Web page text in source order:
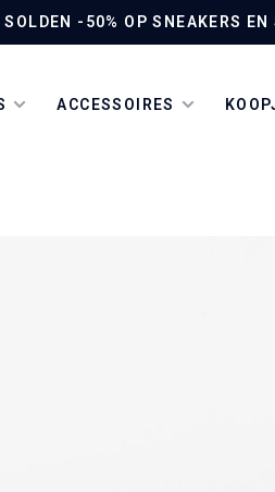
-50% OP SNEAKERS
ACCESSOIRES